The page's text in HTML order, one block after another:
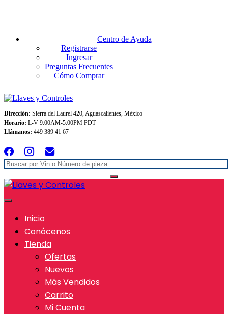
Centro de Ayuda
Registrarse
Ingresar
Preguntas Frecuentes
Cómo Comprar
Dirección: Sierra del Laurel 420, Aguascalientes, México
Horario: L-V 9:00AM-5:00PM PDT
Llámanos: 449 389 41 67
Inicio
Conócenos
Tienda
Ofertas
Nuevos
Más Vendidos
Carrito
Mi Cuenta